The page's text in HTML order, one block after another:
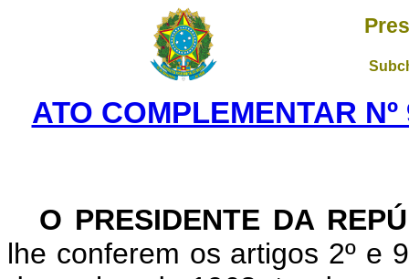
ATO COMPLEMENTAR
O PRESIDENTE DA
lhe conferem os artigos 2º e